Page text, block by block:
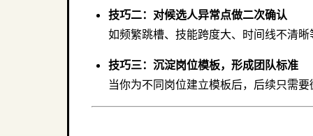
技巧二：对候选人异常点做二次确认
如频繁跳槽、技能跨度大、时间线不清
技巧三：沉淀岗位模板，形成团队标准
当你为不同岗位建立模板后，后续只需